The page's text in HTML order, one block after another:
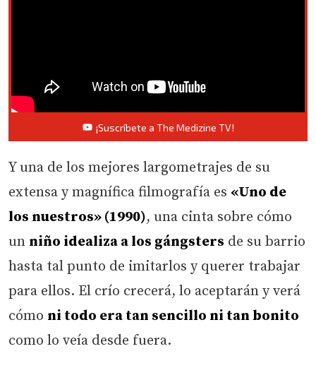
¡Suscríbete a The Medizine TV!
Y una de los mejores largometrajes de su
extensa y magnífica filmografía es «Uno de
los nuestros» (1990), una cinta sobre cómo
un niño idealiza a los gángsters de su barrio
hasta tal punto de imitarlos y querer trabajar
para ellos. El crío crecerá, lo aceptarán y verá
cómo ni todo era tan sencillo ni tan bonito
como lo veía desde fuera.